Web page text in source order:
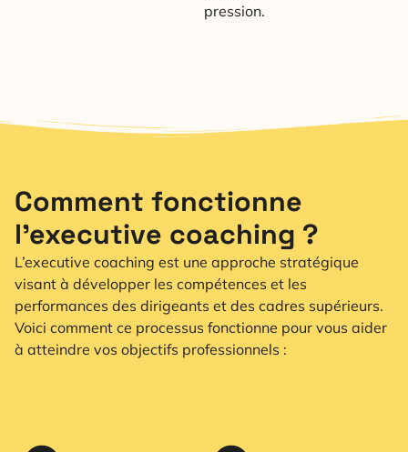
pression.
Comment fonctionne
l’executive coaching ?
L’executive coaching est une approche stratégique
visant à développer les compétences et les
performances des dirigeants et des cadres supérieurs.
Voici comment ce processus fonctionne pour vous aider
à atteindre vos objectifs professionnels :